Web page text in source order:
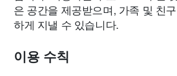
은 공간을 제공받으며, 가족 및 친
하게 지낼 수 있습니다.
이용 수칙